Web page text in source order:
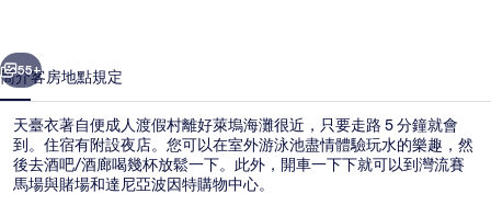
人
渡
假
村
個 下一個
55+
簡介客房地點規定
天臺衣著自便成人渡假村離好萊塢海灘很近，只要走路 5 分鐘就會
到。住宿有附設夜店。您可以在室外游泳池盡情體驗玩水的樂趣，然
後去酒吧/酒廊喝幾杯放鬆一下。此外，開車一下下就可以到灣流賽
馬場與賭場和達尼亞波因特購物中心。